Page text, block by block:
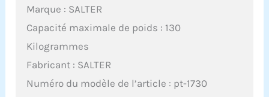
Marque : SALTER
Capacité maximale de poids : 130
Kilogrammes
Fabricant : SALTER
Numéro du modèle de l’article : pt-1730